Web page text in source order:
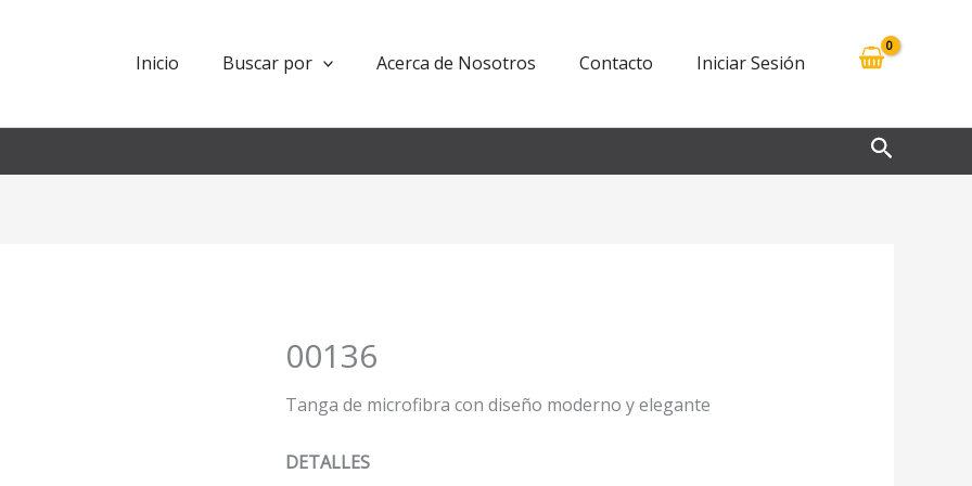
Inicio Buscar por Acerca de Nosotros Contacto Iniciar Sesión
Buscar
00136
Tanga de microfibra con diseño moderno y elegante
DETALLES